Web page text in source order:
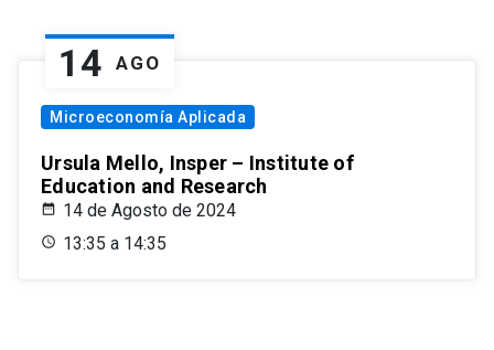
14 AGO
Microeconomía Aplicada
Ursula Mello, Insper – Institute of
Education and Research
14 de Agosto de 2024
13:35 a 14:35